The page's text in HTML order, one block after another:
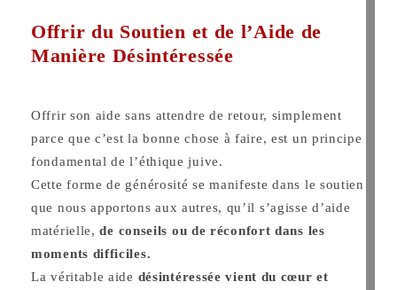
Offrir du Soutien et de l’Aide de
Manière Désintéressée
Offrir son aide sans attendre de retour, simplement
parce que c’est la bonne chose à faire, est un principe
fondamental de l’éthique juive.
Cette forme de générosité se manifeste dans le soutien
que nous apportons aux autres, qu’il s’agisse d’aide
matérielle,de conseils ou de réconfort dans les
moments difficiles.
La véritable aide désintéressée vient du cœur et